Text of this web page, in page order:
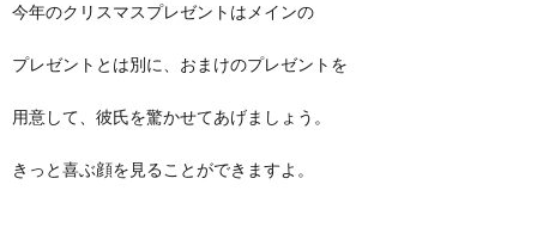
今年のクリスマスプレゼントはメインの
プレゼントとは別に、おまけのプレゼントを
用意して、彼氏を驚かせてあげましょう。
きっと喜ぶ顔を見ることができますよ。